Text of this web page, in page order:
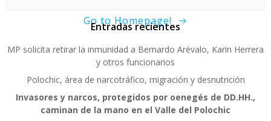
Go to Homepage!
Entradas recientes
MP solicita retirar la inmunidad a Bernardo Arévalo, Karin Herrera
y otros funcionarios
Polochic, área de narcotráfico, migración y desnutrición
Invasores y narcos, protegidos por oenegés de DD.HH.,
caminan de la mano en el Valle del Polochic